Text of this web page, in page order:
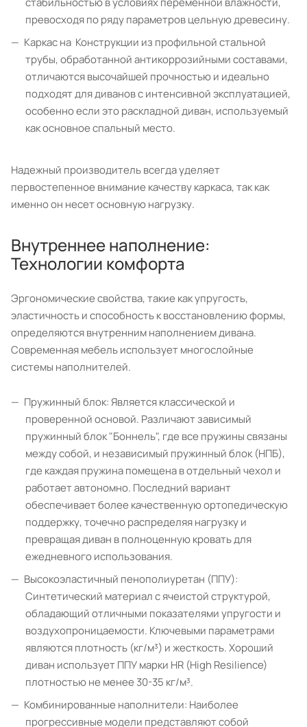
превосходя по ряду параметров цельную древесину.
Каркас на Конструкции из профильной стальной
трубы, обработанной антикоррозийными составами,
отличаются высочайшей прочностью и идеально
подходят для диванов с интенсивной эксплуатацией,
особенно если это раскладной диван, используемый
как основное спальный место.
Надежный производитель всегда уделяет
первостепенное внимание качеству каркаса, так как
именно он несет основную нагрузку.
Внутреннее наполнение:
Технологии комфорта
Эргономические свойства, такие как упругость,
эластичность и способность к восстановлению формы,
определяются внутренним наполнением дивана.
Современная мебель использует многослойные
системы наполнителей.
Пружинный блок: Является классической и
проверенной основой. Различают зависимый
пружинный блок "Боннель", где все пружины связаны
между собой, и независимый пружинный блок (НПБ),
где каждая пружина помещена в отдельный чехол и
работает автономно. Последний вариант
обеспечивает более качественную ортопедическую
поддержку, точечно распределяя нагрузку и
превращая диван в полноценную кровать для
ежедневного использования.
Высокоэластичный пенополиуретан (ППУ):
Синтетический материал с ячеистой структурой,
обладающий отличными показателями упругости и
воздухопроницаемости. Ключевыми параметрами
являются плотность (кг/м³) и жесткость. Хороший
диван использует ППУ марки HR (High Resilience)
плотностью не менее 30-35 кг/м³.
Комбинированные наполнители: Наиболее
прогрессивные модели представляют собой